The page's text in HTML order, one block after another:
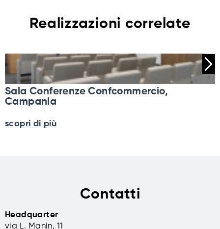
Realizzazioni correlate
Sala Conferenze Confcommercio,
Campania
scopri di più
Contatti
Headquarter
via L. Manin, 11